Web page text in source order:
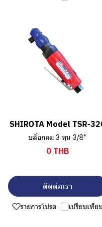
SHIROTA Model TSR-
บล็อกลม 3 หุน 3/8"
0 THB
ติดต่อเรา
รายการโปรด เปรียบเทียบ